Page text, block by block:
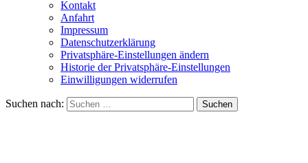
Kontakt
Anfahrt
Impressum
Datenschutzerklärung
Privatsphäre-Einstellungen ändern
Historie der Privatsphäre-Einstellungen
Einwilligungen widerrufen
Suchen nach: